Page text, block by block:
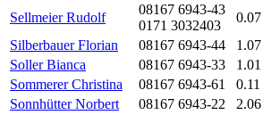
Sellmeier Rudolf
08167 6943-43
0171 3032403
0.07
Silberbauer Florian
08167 6943-44 1.07
Soller Bianca
08167 6943-33 1.01
Sommerer Christina
08167 6943-61 0.11
Sonnhütter Norbert
08167 6943-22 2.06